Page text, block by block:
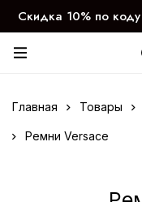
Скидка 10% по коду
Главная Товары
Ремни Versace